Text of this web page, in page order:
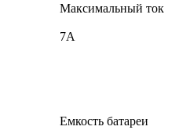
Максимальный ток
7A
Емкость батареи